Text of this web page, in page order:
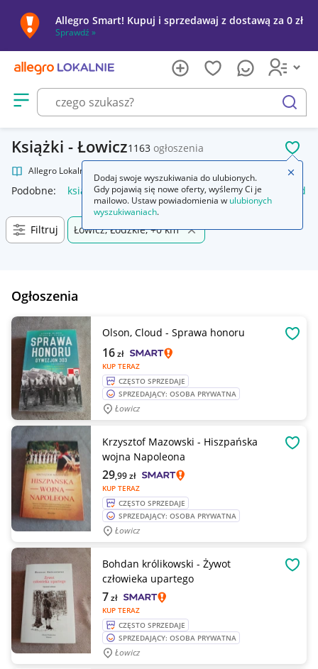
Allegro Smart! Kupuj i sprzedawaj z dostawą za 0 zł
Sprawdź »
Otwórz menu z kategoriami
szukaj
Książki - Łowicz1163 ogłoszenia
Allegro Lokalnie
Podobne: książki regał na książki półka na książki
Filtruj Łowicz, Łódzkie, +0 km
Ogłoszenia
Olson, Cloud - Sprawa honoru
KUP TERAZ
16zł
CZĘSTO SPRZEDAJE
SPRZEDAJĄCY: OSOBA PRYWATNA
Łowicz
Krzysztof Mazowski - Hiszpańska
wojna Napoleona
KUP TERAZ
29,99zł
CZĘSTO SPRZEDAJE
SPRZEDAJĄCY: OSOBA PRYWATNA
Łowicz
Bohdan królikowski - Żywot
człowieka upartego
KUP TERAZ
7zł
CZĘSTO SPRZEDAJE
SPRZEDAJĄCY: OSOBA PRYWATNA
Łowicz
Dodaj swoje wyszukiwania do ulubionych.
Gdy pojawią się nowe oferty, wyślemy Ci je
mailowo. Ustaw powiadomienia w ulubionych
wyszukiwaniach.